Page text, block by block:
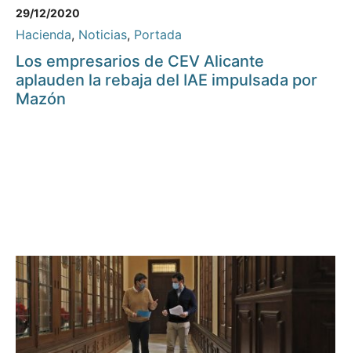
29/12/2020
Hacienda, Noticias, Portada
Los empresarios de CEV Alicante
aplauden la rebaja del IAE impulsada por
Mazón